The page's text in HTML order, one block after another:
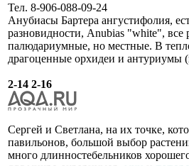
Тел. 8-906-088-09-24
Анубиасы Бартера ангустифолия,
разновидности, Anubias "white", все
палюдариумные, но местные. В
драгоценные орхидеи и антуриумы
2-14 2-16
Сергей и Светлана, на их точке,
павильонов, большой выбор
много длинностебельников